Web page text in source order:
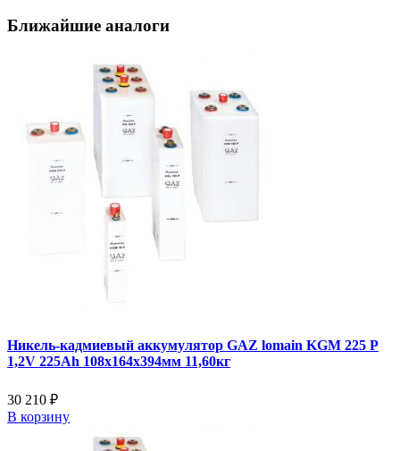
Ближайшие аналоги
Никель-кадмиевый аккумулятор GAZ lomain KGM 225 P
1,2V 225Ah 108x164x394мм 11,60кг
30 210 ₽
В корзину